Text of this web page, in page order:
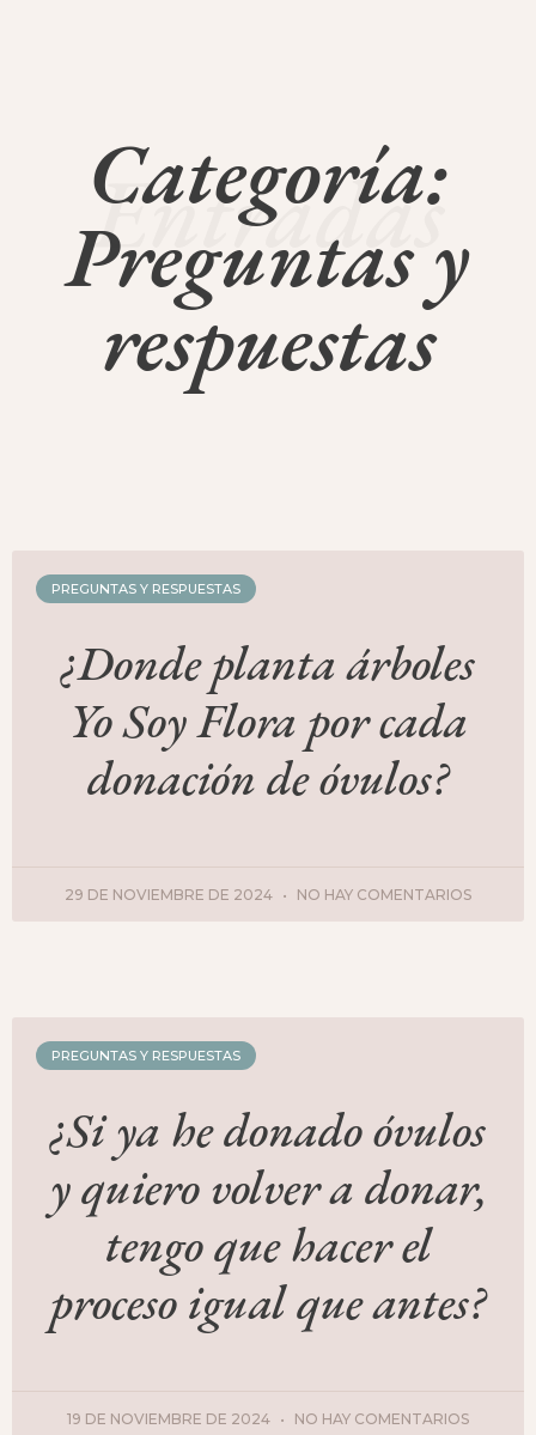
Categoría:
Preguntas y
respuestas
Entradas
PREGUNTAS Y RESPUESTAS
¿Donde planta árboles
Yo Soy Flora por cada
donación de óvulos?
29 DE NOVIEMBRE DE 2024 NO HAY COMENTARIOS
PREGUNTAS Y RESPUESTAS
¿Si ya he donado óvulos
y quiero volver a donar,
tengo que hacer el
proceso igual que antes?
19 DE NOVIEMBRE DE 2024 NO HAY COMENTARIOS